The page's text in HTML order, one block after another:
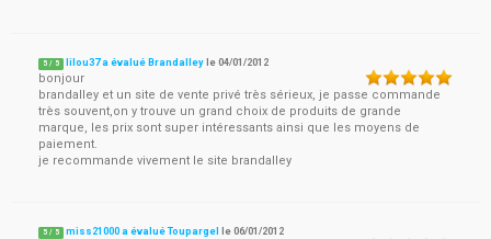
5 / 5 lilou37 a évalué Brandalley le04/01/2012
bonjour
brandalley et un site de vente privé très sérieux, je passe commande
très souvent,on y trouve un grand choix de produits de grande
marque, les prix sont super intéressants ainsi que les moyens de
paiement.
je recommande vivement le site brandalley
5 / 5 miss21000 a évalué Toupargel le06/01/2012